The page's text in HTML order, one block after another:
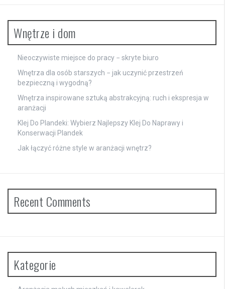
Wnętrze i dom
Nieoczywiste miejsce do pracy − skryte biuro
Wnętrza dla osób starszych − jak uczynić przestrzeń
bezpieczną i wygodną?
Wnętrza inspirowane sztuką abstrakcyjną: ruch i ekspresja w
aranżacji
Klej Do Plandeki: Wybierz Najlepszy Klej Do Naprawy i
Konserwacji Plandek
Jak łączyć różne style w aranżacji wnętrz?
Recent Comments
Kategorie